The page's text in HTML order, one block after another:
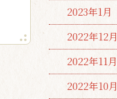
2023年1月
2022年12月
2022年11月
2022年10月